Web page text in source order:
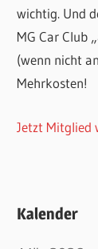
wichtig. Und
MG Car Club
(wenn nicht
Mehrkosten!
Jetzt Mitglied
Kalender